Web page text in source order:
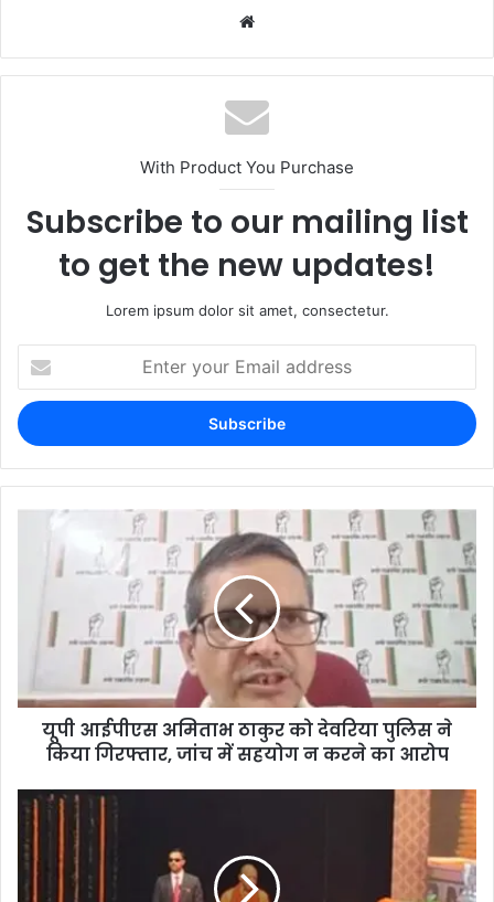
With Product You Purchase
Subscribe to our mailing list
to get the new updates!
Lorem ipsum dolor sit amet, consectetur.
यूपी आईपीएस अमिताभ ठाकुर को देवरिया पुलिस ने
किया गिरफ्तार, जांच में सहयोग न करने का आरोप